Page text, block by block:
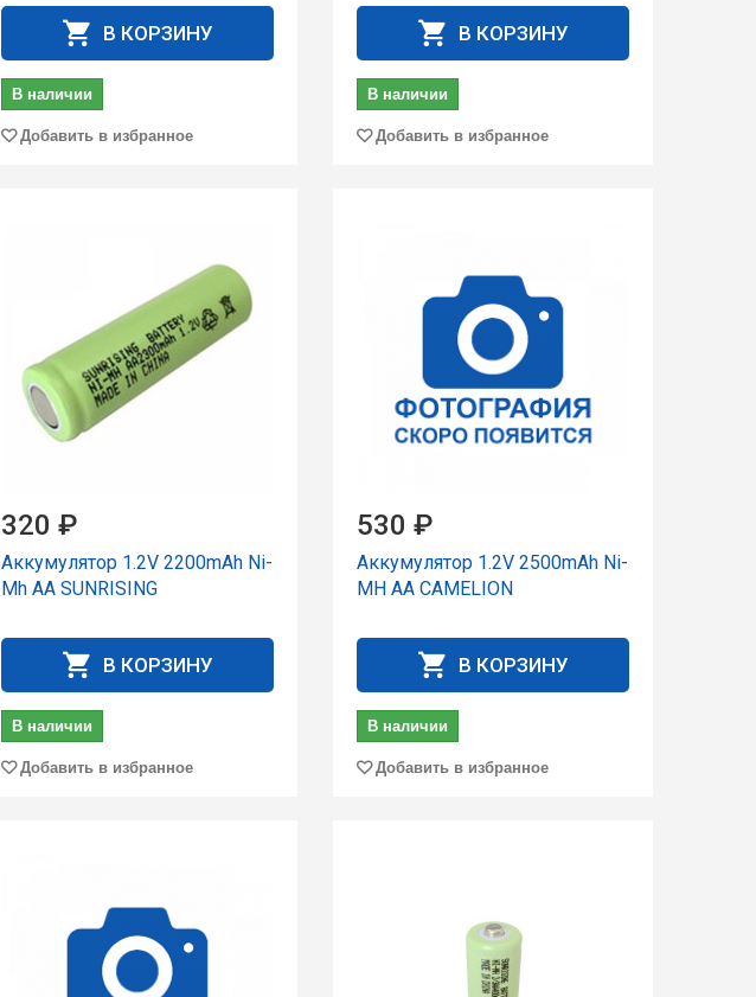
В КОРЗИНУ
В наличии
Добавить в избранное
В КОРЗИНУ
В наличии
Добавить в избранное
320 ₽
Аккумулятор 1.2V 2200mAh Ni-
Mh AA SUNRISING
В КОРЗИНУ
В наличии
Добавить в избранное
530 ₽
Аккумулятор 1.2V 2500mAh Ni-
MH AA CAMELION
В КОРЗИНУ
В наличии
Добавить в избранное